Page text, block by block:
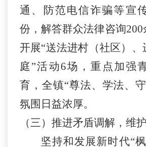
通、防范电信诈骗等宣
份，解答群众法律咨询200
开展“送法进村（社区）、
庭”活动6场，重点加强
育，全镇“尊法、学法、
氛围日益浓厚。
（三） 推进矛盾调解，维
坚持和发展新时代“